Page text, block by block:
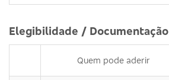
Elegibilidade / Documentação
Quem pode aderir